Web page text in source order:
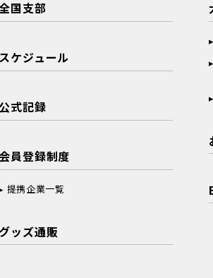
国支部
スケジュール
公式記録
会員登録制度
提携企業一覧
ッズ通販